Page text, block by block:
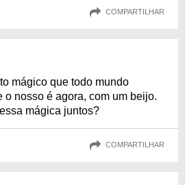
COMPARTILHAR
mágico que todo mundo
o nosso é agora, com um beijo.
mágica juntos?
COMPARTILHAR